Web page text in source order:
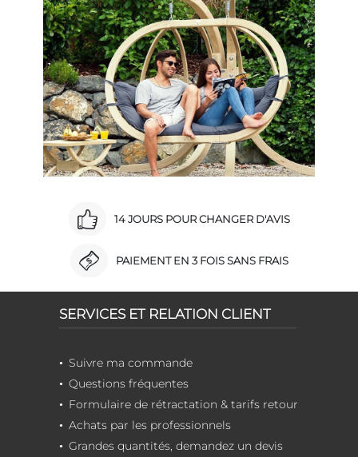
14 JOURS POUR CHANGER D'AVIS
PAIEMENT EN 3 FOIS SANS FRAIS
SERVICES ET RELATION CLIENT
Suivre ma commande
Questions fréquentes
Formulaire de rétractation & tarifs retour
Achats par les professionnels
Grandes quantités, demandez un devis